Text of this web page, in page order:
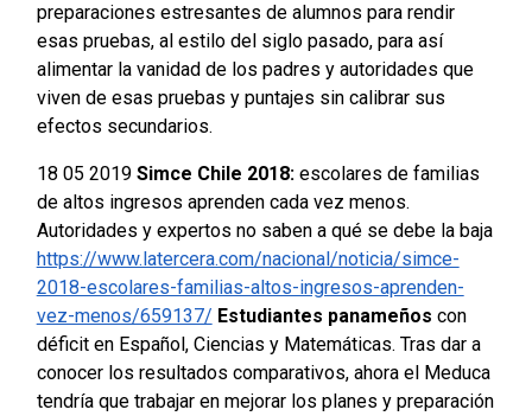
preparaciones estresantes de alumnos para rendir
esas pruebas, al estilo del siglo pasado, para así
alimentar la vanidad de los padres y autoridades que
viven de esas pruebas y puntajes sin calibrar sus
efectos secundarios.
18 05 2019 Simce Chile 2018:escolares de familias
de altos ingresos aprenden cada vez menos.
Autoridades y expertos no saben a qué se debe la baja
https://www.latercera.com/nacional/noticia/simce-
2018-escolares-familias-altos-ingresos-aprenden-
vez-menos/659137/ Estudiantes panameños con
déficit en Español, Ciencias y Matemáticas. Tras dar a
conocer los resultados comparativos, ahora el Meduca
tendría que trabajar en mejorar los planes y preparación